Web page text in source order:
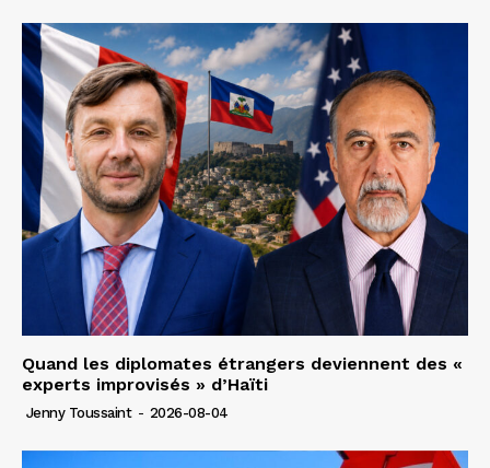
Quand les diplomates étrangers deviennent des «
experts improvisés » d’Haïti
Jenny Toussaint - 2026-08-04